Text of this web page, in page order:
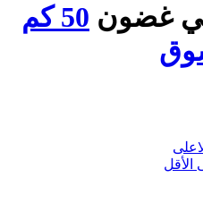
غضون
50 كم
الأقل